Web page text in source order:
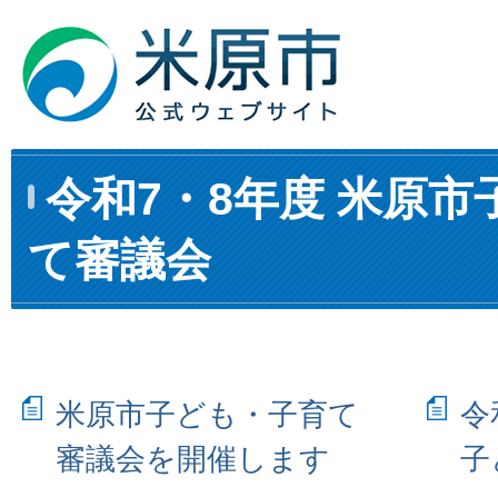
令和7・8年度 米原市
て審議会
米原市子ども・子育て
審議会を開催します
令
子